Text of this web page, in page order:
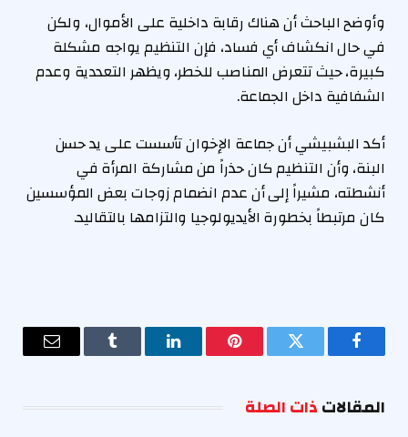
وأوضح الباحث أن هناك رقابة داخلية على الأموال، ولكن
في حال انكشاف أي فساد، فإن التنظيم يواجه مشكلة
كبيرة، حيث تتعرض المناصب للخطر، ويظهر التعددية وعدم
الشفافية داخل الجماعة.
أكد البشبيشي أن جماعة الإخوان تأسست على يد حسن
البنة، وأن التنظيم كان حذراً من مشاركة المرأة في
أنشطته، مشيراً إلى أن عدم انضمام زوجات بعض المؤسسين
كان مرتبطاً بخطورة الأيديولوجيا والتزامها بالتقاليد.
فيسبوك تويتر بينتيريستلينكدإن Tumblr
البريد
المقالاتذات الصلة